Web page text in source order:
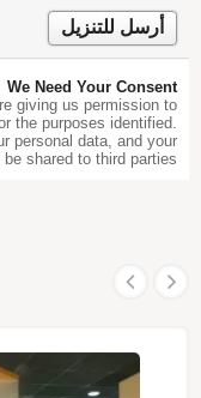
We Need Your Consent
giving us permission to
the purposes identified.
personal data, and your
shared to third parties.